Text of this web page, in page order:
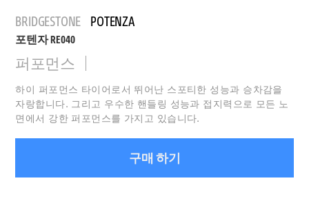
BRIDGESTONE POTENZA
포텐자 RE040
퍼포먼스
하이 퍼포먼스 타이어로서 뛰어난 스포티한 성능과 승차감을
자랑합니다. 그리고 우수한 핸들링 성능과 접지력으로 모든 노
면에서 강한 퍼포먼스를 가지고 있습니다.
구매 하기